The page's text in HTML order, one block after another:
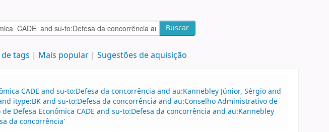
Buscar
tags Mais popular Sugestões de aquisição
CADE and su-to:Defesa da concorrência and au:Kannebley Júnior, Sérgio and
itype:BK and su-to:Defesa da concorrência and au:Conselho Administrativo de
Defesa Econômica CADE and su-to:Defesa da concorrência and au:Kannebley
da concorrência'